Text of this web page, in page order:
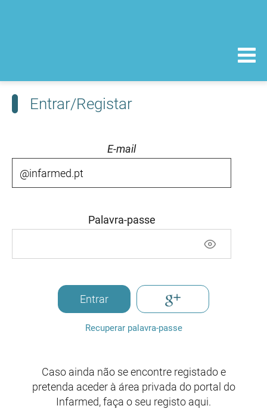
Entrar/Registar
E-mail
Palavra-passe
Entrar
Recuperar palavra-passe
Caso ainda não se encontre registado e
pretenda aceder à área privada do portal do
Infarmed, faça o seu registo aqui.